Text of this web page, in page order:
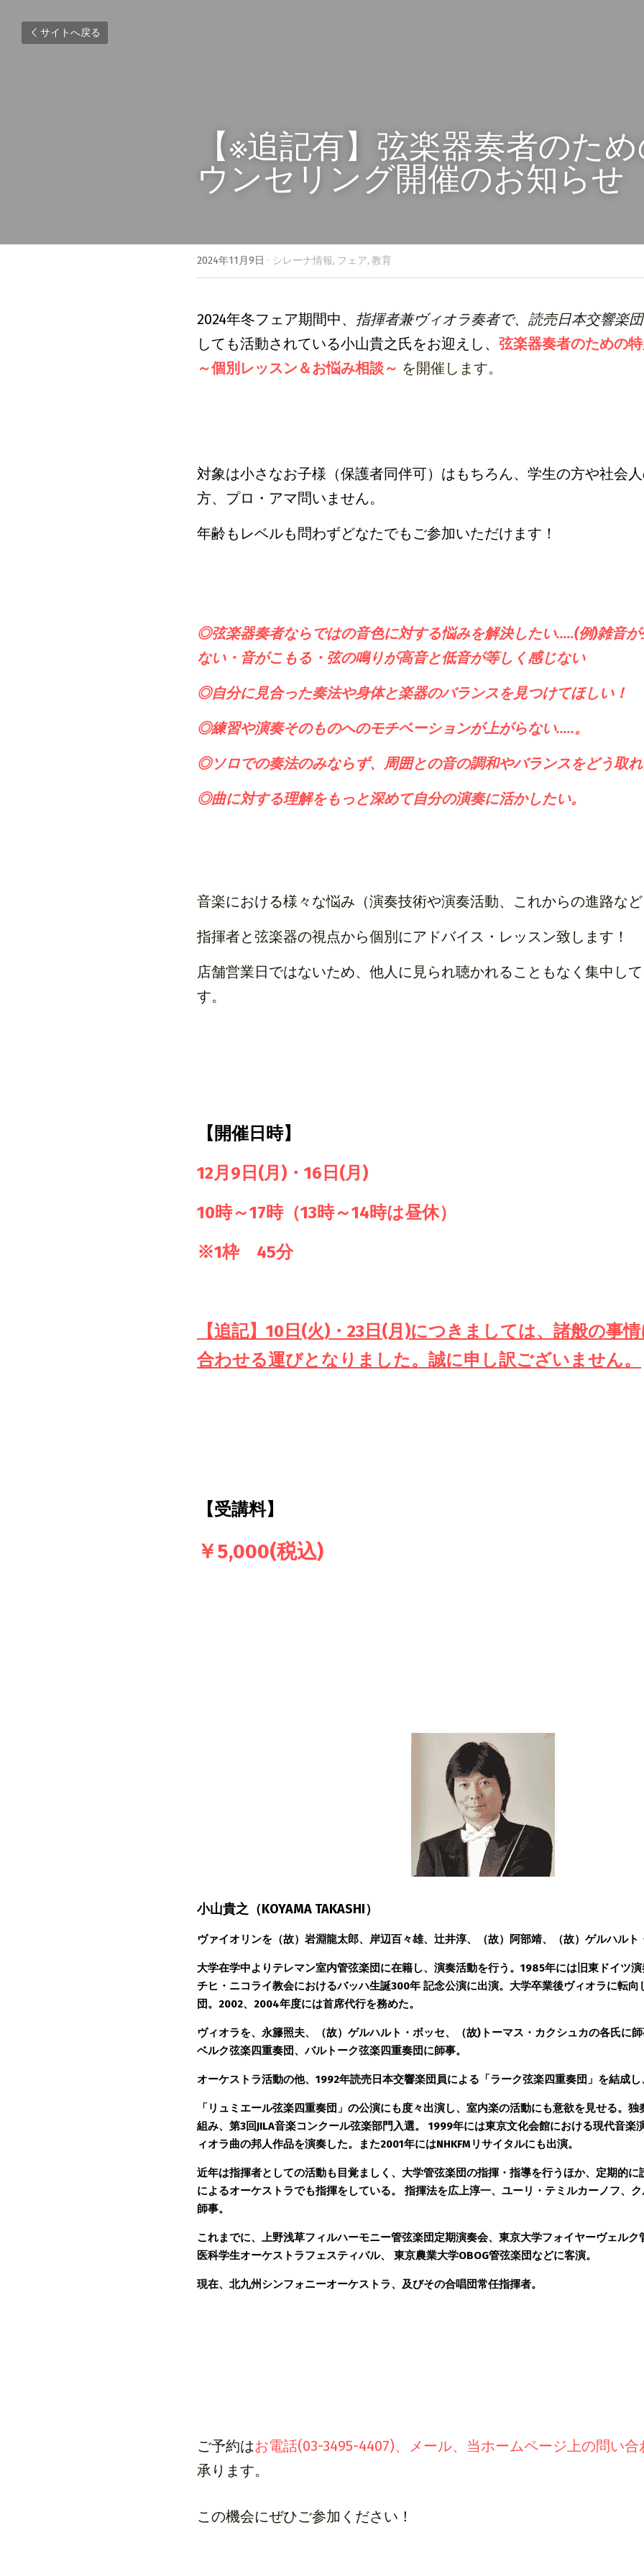
サイトへ戻る
【※追記有】弦楽器奏者のた
ウンセリング開催のお知らせ
2024年11月9日 · シレーナ情報, フェア, 教育
2024年冬フェア期間中、 指揮者兼ヴィオラ奏者で、読売日本交響楽
しても活動されている小山貴之氏をお迎えし、 弦楽器奏者のための
～個別レッスン＆お悩み相談～ を開催します。
対象は小さなお子様（保護者同伴可）はもちろん、学生の方や社会
方、プロ・アマ問いません。
年齢もレベルも問わずどなたでもご参加いただけます！
◎弦楽器奏者ならではの音色に対する悩みを解決したい.....(例)雑音
ない・音がこもる・弦の鳴りが高音と低音が等しく感じない
◎自分に見合った奏法や身体と楽器のバランスを見つけてほしい！
◎練習や演奏そのものへのモチベーションが上がらない.....。
◎ソロでの奏法のみならず、周囲との音の調和やバランスをどう取
◎曲に対する理解をもっと深めて自分の演奏に活かし
音楽における様々な悩み（演奏技術や演奏活動、これからの進路など
指揮者と弦楽器の視点から個別にアドバイス・レッスン致します！
店舗営業日ではないため、他人に見られ聴かれることもなく集中し
す。
【開催日時】
12月9日(月)・16日(月)
10時～17時（13時～14時は昼休）
※1枠　45分
【追記】10日(火)・23日(月)につきましては、諸般の事
合わせる運びとなりました。誠に申し訳ございません。
【受講料】
￥5,000(税込)
小山貴之（KOYAMA TAKASHI）
ヴァイオリンを（故）岩淵龍太郎、岸辺百々雄、辻井淳、（故）阿部靖、（故）ゲルハルト
大学在学中よりテレマン室内管弦楽団に在籍し、演奏活動を行う。1985年には旧東ドイツ
チヒ・ニコライ教会におけるバッハ生誕300年 記念公演に出演。大学卒業後ヴィオラに転向
団。2002、2004年度には首席代行を務めた。
ヴィオラを、永籐照夫、（故）ゲルハルト・ボッセ、（故)トーマス・カクシュカの各氏に
ベルク弦楽四重奏団、バルトーク弦楽四重奏団に師事。
オーケストラ活動の他、1992年読売日本交響楽団員による「ラーク弦楽四重奏団」を結成し
「リュミエール弦楽四重奏団」の公演にも度々出演し、室内楽の活動にも意欲を見せる。独
組み、第3回JILA音楽コンクール弦楽部門入選。 1999年には東京文化会館における現代音楽
ィオラ曲の邦人作品を演奏した。また2001年にはNHKFMリサイタルにも出演。
近年は指揮者としての活動も目覚ましく、大学管弦楽団の指揮・指導を行うほか、定期的
によるオーケストラでも指揮をしている。 指揮法を広上淳一、ユーリ・テミルカーノフ、
師事。
これまでに、上野浅草フィルハーモニー管弦楽団定期演奏会、東京大学フォイヤーヴェル
医科学生オーケストラフェスティバル、 東京農業大学OBOG管弦楽団などに客演。
現在、北九州シンフォニーオーケストラ、及びその合唱団常任指揮者。
ご予約はお電話(03-3495-4407)、メール、当ホームページ上の問い合
承ります。
この機会にぜひご参加ください！